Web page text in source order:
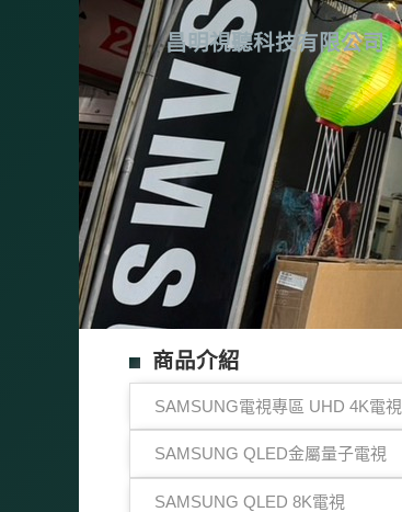
昌明視聽科技有限公司
商品介紹
SAMSUNG電視專區 UHD 4K電視
SAMSUNG QLED金屬量子電視
SAMSUNG QLED 8K電視